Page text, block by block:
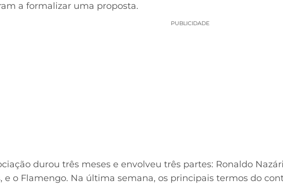
a formalizar uma proposta.
PUBLICIDADE
durou três meses e envolveu três partes: Ronaldo
e o Flamengo. Na última semana, os principais termos do